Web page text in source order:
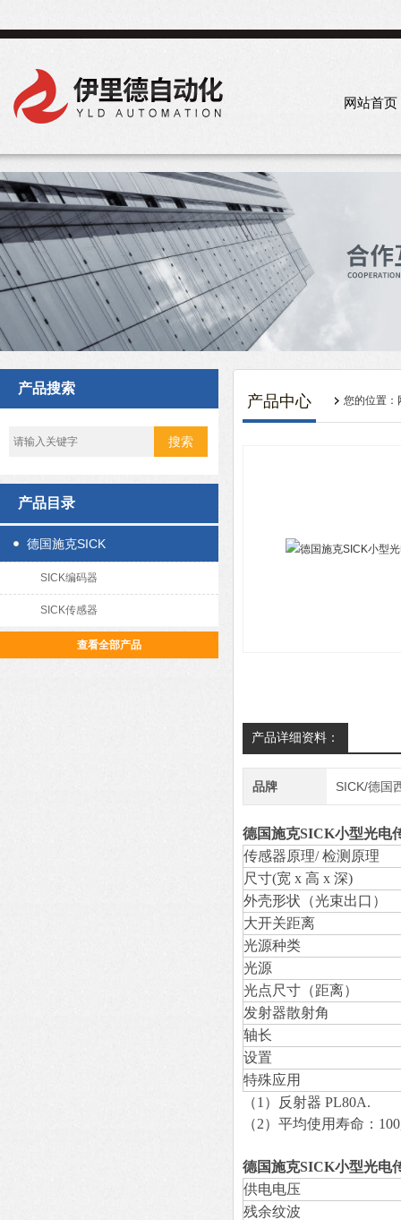
网站首页
产品搜索
产品目录
德国施克SICK
SICK编码器
SICK传感器
查看全部产品
产品中心 您的位置：
产品详细资料：
品牌 SICK/德国
德国施克SICK小型光电
传感器原理/ 检测原理
尺寸(宽 x 高 x 深)
外壳形状（光束出口）
大开关距离
光源种类
光源
光点尺寸（距离）
发射器散射角
轴长
设置
特殊应用
（1）反射器 PL80A.
（2）平均使用寿命：
德国施克SICK小型光电
供电电压
残余纹波